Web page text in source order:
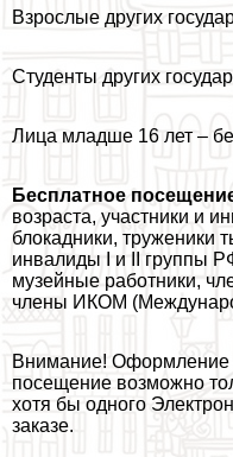
Взрослые других
Студенты других
Лица младше 16 лет –
Бесплатное
возраста, участники и
блокадники, труженики
инвалиды I и II группы
музейные работники,
члeны ИКОМ
Внимание! Оформление
посещение возможно
хотя бы одного
заказе.